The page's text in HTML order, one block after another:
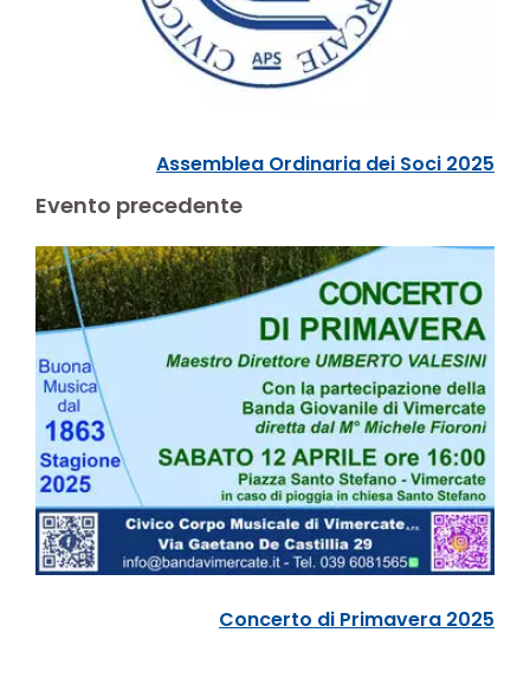
Assemblea Ordinaria dei Soci 2025
Evento precedente
Concerto di Primavera 2025